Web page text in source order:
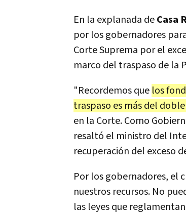
En la explanada deCasa
por los gobernadores
Corte Suprema por el
marco del traspaso de la
"Recordemos que los
traspaso es más del
en la Corte. Como
resaltó el ministro del
recuperación del exceso
Por los gobernadores, el
nuestros recursos. No
las leyes que